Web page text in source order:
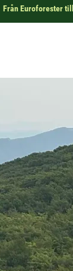
Från Euroforester